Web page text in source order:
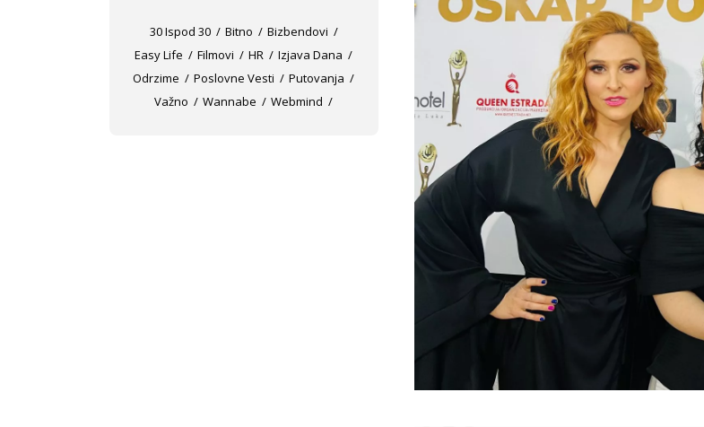
30 Ispod 30 Bitno
Bizbendovi
Easy Life
Filmovi HR
Izjava Dana
Odrzime
Poslovne Vesti
Putovanja
Važno
Wannabe Webmind